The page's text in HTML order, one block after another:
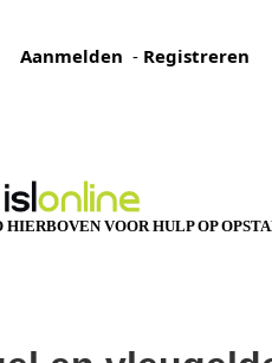
Aanmelden - Registreren
VOOR HULP OP